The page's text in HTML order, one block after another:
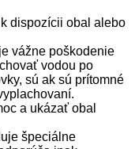
dispozícii obal alebo
vážne poškodenie
vodou po
sú ak sú prítomné
a ukázať obal
špeciálne